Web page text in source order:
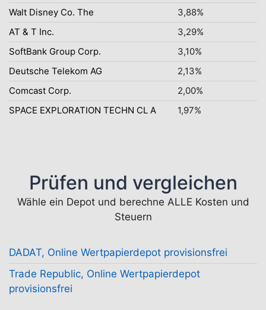
Walt Disney Co. The
3,88%
AT & T Inc.
3,29%
SoftBank Group Corp.
3,10%
Deutsche Telekom AG
2,13%
Comcast Corp.
2,00%
SPACE EXPLORATION TECHN CL A
1,97%
Prüfen und vergleichen
Wähle ein Depot und berechne ALLE Kosten und
Steuern
DADAT, Online Wertpapierdepot provisionsfrei
Trade Republic, Online Wertpapierdepot
provisionsfrei